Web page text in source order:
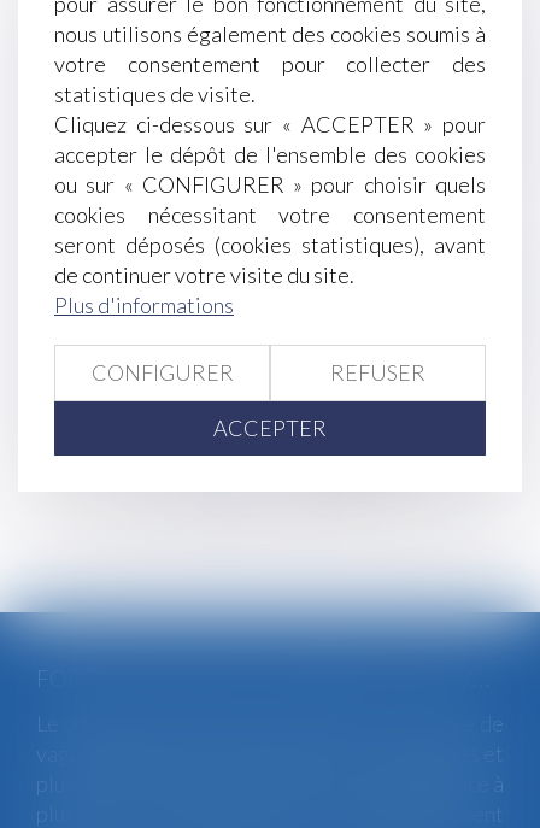
La fouille des effets d'un salarié est strictement
encadrée
Système de géolocalisation au travail, précision
jurisprudentielle sur sa licéité
Les bénéficiaires effectifs des sociétés bientôt
connus de tous
Rupture conventionnelle collective (RCC) : un
nouvel outil de départs volontaires
Tout savoir sur la Sécurité sociale des
indépendants | Le portail des ministères
Épargne : quel est le meilleur placement pour un
229 ... > >>
Le changement climatique entraine la survenue de
vagues de chaleur plus fréquentes, plus longues et
plus intenses. Depuis la fin mai, la France fait face à
plusieurs épisodes caniculaires particulièrement
nous utilisons également des cookies soumis à
votre consentement pour collecter des
statistiques de visite.
Cliquez ci-dessous sur « ACCEPTER » pour
accepter le dépôt de l'ensemble des cookies
ou sur « CONFIGURER » pour choisir quels
cookies nécessitant votre consentement
seront déposés (cookies statistiques), avant
de continuer votre visite du site.
Plus d'informations
CONFIGURER REFUSER
ACCEPTER